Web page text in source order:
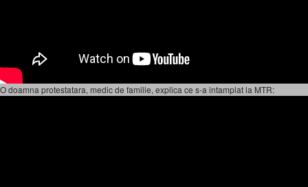
O doamna protestatara, medic de familie, explica ce s-a intamplat la MTR: